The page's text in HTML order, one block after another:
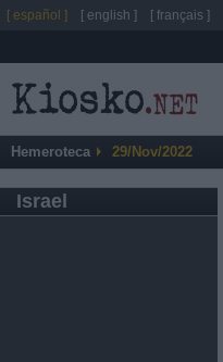
Hemeroteca 29/Nov/2022
Israel
[ español ] [ english ] [ français ]